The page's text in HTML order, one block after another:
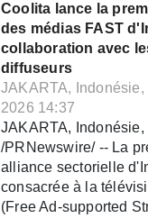
Coolita lance la
des médias FAST
collaboration avec
diffuseurs
JAKARTA, Indonésie,
2026 14:37
JAKARTA, Indonésie,
/PRNewswire/ -- La
alliance sectorielle
consacrée à la
(Free Ad-supported